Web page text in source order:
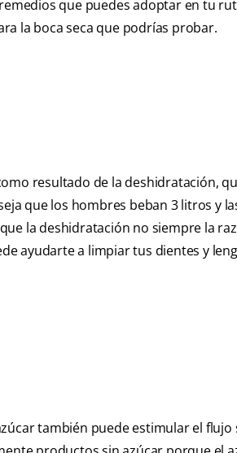
que puedes adoptar en tu
la boca seca que podrías probar.
resultado de la deshidratación,
que los hombres beban 3 litros y
la deshidratación no siempre la
ayudarte a limpiar tus dientes y
también puede estimular el